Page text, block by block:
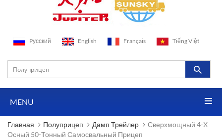
Pусский English Français Tiếng Việt
MENU
Главная Полуприцеп Дамп Трейлер
Сверхмощный 4-Х
Осный 50-Тонный Самосвальный Прицеп